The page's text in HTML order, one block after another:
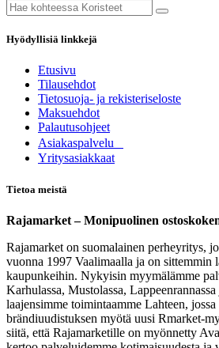
Hyödyllisiä linkkejä
Etusivu
Tilausehdot
Tietosuoja- ja rekisteriseloste
Maksuehdot
Palautusohjeet
Asia​k​aspalvelu
​Yritysasiakkaat
Tietoa meistä
Rajamarket – Monipuolinen
Rajamarket on suomalainen perheyritys,
vuonna 1997 Vaalimaalla ja on sittemmin
kaupunkeihin. Nykyisin myymälämme
Karhulassa, Mustolassa,
laajensimme toimintaamme Lahteen,
brändiuudistuksen myötä uusi Rmarket-
siitä, että Rajamarketille on myönnetty